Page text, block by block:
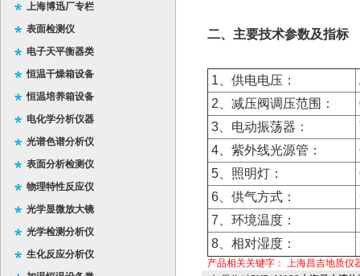
上海博迅厂专栏
表面检测仪
电子天平衡器类
恒温干燥箱设备
恒温培养箱设备
电化学分析仪器
光谱色谱分析仪
表面分析检测仪
物理特性反应仪
光学显微放大镜
光学检测分析仪
生化反应分析仪
二、主要技术参数及指标
1、供电电压：
2、减压阀调压范围：
3、电动振荡器：
4、紫外线光源管：
5、照明灯：
6、供气方式：
7、环境温度：
8、相对湿度：
产品相关关键字： 上海昌吉地质仪